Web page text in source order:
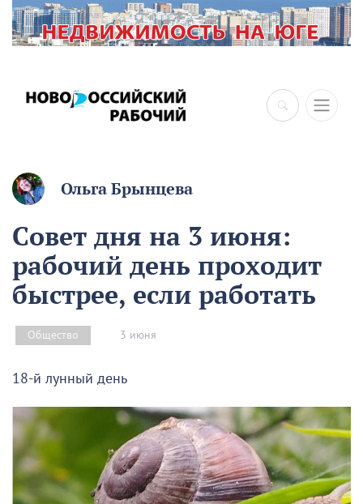
×
Ольга Брынцева
Совет дня на 3 июня:
рабочий день проходит
быстрее, если работать
Общество 3 июня
18-й лунный день